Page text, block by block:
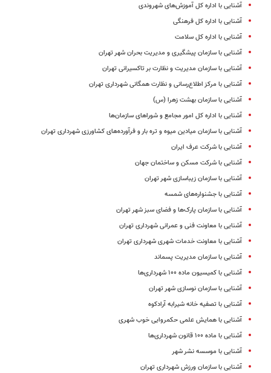
آشنایی با اداره کل آموزش‌های شهروندی
آشنایی با اداره کل فرهنگی
آشنایی با اداره کل سلامت
آشنایی با سازمان پیشگیری و مدیریت بحران شهر تهران
آشنایی با سازمان مدیریت و نظارت بر تاکسیرانی تهران
آشنایی با مرکز اطلاع‌رسانی و نظارت همگانی شهرداری تهران
آشنایی با سازمان بهشت زهرا (س)
آشنایی با اداره کل امور مجامع و شوراهای سازمان‌ها
آشنایی با سازمان میادین میوه و تره بار و فرآورده‌های کشاورزی شهرداری تهران
آشنایی با شرکت عرف ایران
آشنایی با شرکت مسکن و ساختمان جهان
آشنایی با سازمان زیباسازی شهر تهران
آشنایی با جشنواره‌های شمسه
آشنایی با سازمان پارک‌ها و فضای سبز شهر تهران
آشنایی با معاونت فنی و عمرانی شهرداری تهران
آشنایی با معاونت خدمات شهری شهرداری تهران
آشنایی با سازمان مدیریت پسماند
آشنایی با کمیسیون ماده ۱۰۰ شهرداری‌ها
آشنایی با سازمان نوسازی شهر تهران
آشنایی با تصفیه خانه شیرابه آرادکوه
آشنایی با همایش علمی حکمروایی خوب شهری
آشنایی با ماده ۱۰۰ قانون شهرداری‌ها
آشنایی با موسسه نشر شهر
آشنایی با سازمان ورزش شهرداری تهران